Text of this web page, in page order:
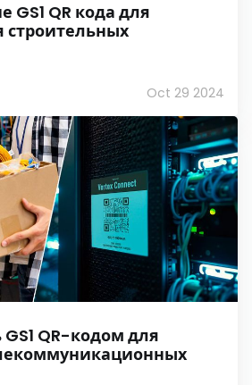
GS1 QR кода для
Oct 29 2024
QR-кодом для